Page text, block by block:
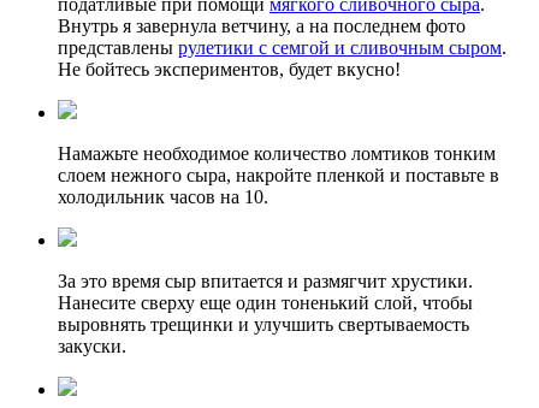
податливые при помощи мягкого сливочного сыра.
Внутрь я завернула ветчину, а на последнем фото
представлены рулетики с семгой и сливочным сыром.
Не бойтесь экспериментов, будет вкусно!
Намажьте необходимое количество ломтиков тонким
слоем нежного сыра, накройте пленкой и поставьте в
холодильник часов на 10.
За это время сыр впитается и размягчит хрустики.
Нанесите сверху еще один тоненький слой, чтобы
выровнять трещинки и улучшить свертываемость
закуски.